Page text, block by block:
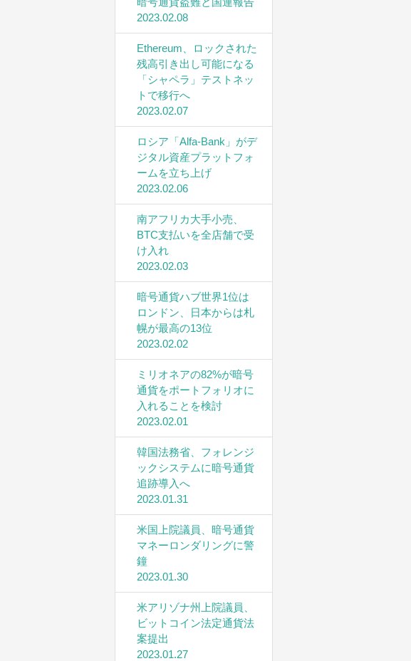
2023.02.08
Ethereum、ロックされた
残高引き出し可能になる
「シャペラ」テストネッ
トで移行へ
2023.02.07
ロシア「Alfa-Bank」がデ
ジタル資産プラットフォ
ームを立ち上げ
2023.02.06
南アフリカ大手小売、
BTC支払いを全店舗で受
け入れ
2023.02.03
暗号通貨ハブ世界1位は
ロンドン、日本からは札
幌が最高の13位
2023.02.02
ミリオネアの82%が暗号
通貨をポートフォリオに
入れることを検討
2023.02.01
韓国法務省、フォレンジ
ックシステムに暗号通貨
追跡導入へ
2023.01.31
米国上院議員、暗号通貨
マネーロンダリングに警
鐘
2023.01.30
米アリゾナ州上院議員、
ビットコイン法定通貨法
案提出
2023.01.27